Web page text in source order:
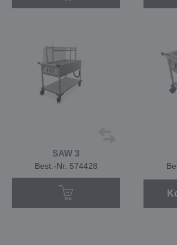
SAW 3
Best.-Nr. 574428